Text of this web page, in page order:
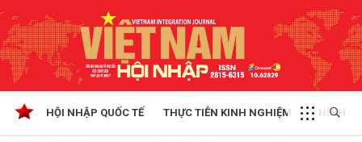
HỘI NHẬP QUỐC TẾ THỰC TIỄN KINH NGHIỆM CHÍNH